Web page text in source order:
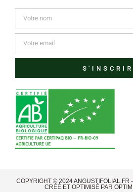
COPYRIGHT © 2024
CRÉÉ ET OPTIMISÉ PAR